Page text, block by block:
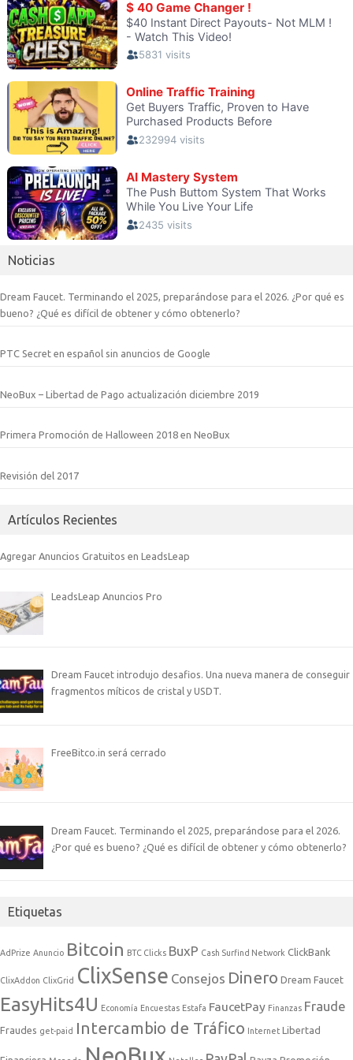
Noticias
Dream Faucet. Terminando el 2025, preparándose para el 2026. ¿Por qué es
bueno? ¿Qué es difícil de obtener y cómo obtenerlo?
PTC Secret en español sin anuncios de Google
NeoBux – Libertad de Pago actualización diciembre 2019
Primera Promoción de Halloween 2018 en NeoBux
Revisión del 2017
Artículos Recientes
Agregar Anuncios Gratuitos en LeadsLeap
LeadsLeap Anuncios Pro
Dream Faucet introdujo desafios. Una nueva manera de conseguir
fragmentos míticos de cristal y USDT.
FreeBitco.in será cerrado
Dream Faucet. Terminando el 2025, preparándose para el 2026.
¿Por qué es bueno? ¿Qué es difícil de obtener y cómo obtenerlo?
Etiquetas
AdPrize Anuncio Bitcoin BTC Clicks BuxP Cash Surfind Network ClickBank
ClixAddon ClixGrid ClixSense Consejos Dinero Dream Faucet
EasyHits4U Economía Encuestas Estafa FaucetPay Finanzas Fraude
Fraudes get-paid Intercambio de Tráfico Internet Libertad